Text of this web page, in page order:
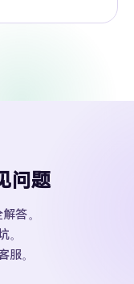
问题
答。
。
服。